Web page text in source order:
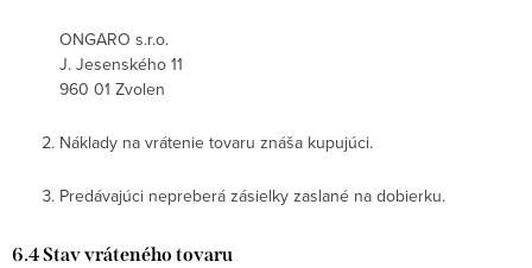
ONGARO s.r.o.
J. Jesenského 11
960 01 Zvolen
Náklady na vrátenie tovaru znáša kupujúci.
Predávajúci nepreberá zásielky zaslané na dobierku.
6.4 Stav vráteného tovaru